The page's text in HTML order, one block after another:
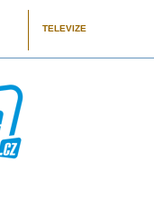
TELEVIZE